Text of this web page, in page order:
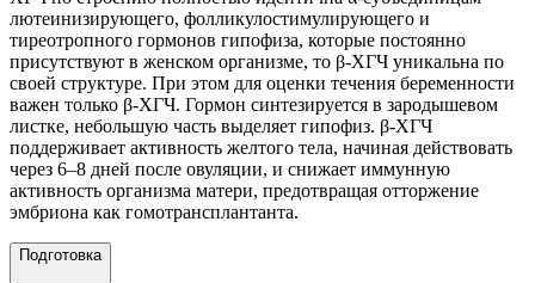
лютеинизирующего, фолликулостимулирующего и
тиреотропного гормонов гипофиза, которые постоянно
присутствуют в женском организме, то β-ХГЧ уникальна по
своей структуре. При этом для оценки течения беременности
важен только β-ХГЧ. Гормон синтезируется в зародышевом
листке, небольшую часть выделяет гипофиз. β-ХГЧ
поддерживает активность желтого тела, начиная действовать
через 6–8 дней после овуляции, и снижает иммунную
активность организма матери, предотвращая отторжение
эмбриона как гомотрансплантанта.
Подготовка